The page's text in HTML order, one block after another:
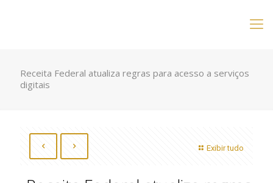
Receita Federal atualiza regras para acesso a serviços
digitais
Exibir tudo